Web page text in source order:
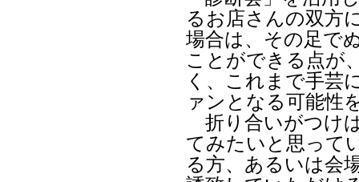
るお店さんの双方
場合は、その足で
ことができる点が
く、これまで手芸
ァンとなる可能性
折り合いがつけ
てみたいと思って
る方、あるいは会